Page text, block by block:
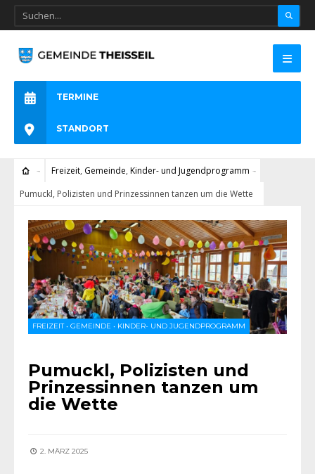
TERMINE
STANDORT
Freizeit, Gemeinde, Kinder- und Jugendprogramm
Pumuckl, Polizisten und Prinzessinnen tanzen um die Wette
FREIZEIT• GEMEINDE • KINDER- UND JUGENDPROGRAMM
Pumuckl, Polizisten und
Prinzessinnen tanzen um
die Wette
2. MÄRZ 2025